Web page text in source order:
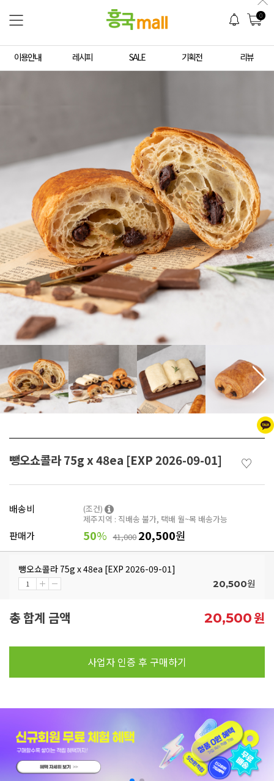
0
이용안내 레시피 SALE 기획전 리뷰
뺑오쇼콜라 75g x 48ea [EXP 2026-09-01] ♡
배송비
(조건)
제주지역 : 직배송 불가, 택배 월~목 배송가능
판매가 50% 41,00020,500원
뺑오쇼콜라 75g x 48ea [EXP 2026-09-01]
20,500원
총 합계 금액 20,500원
사업자 인증 후 구매하기